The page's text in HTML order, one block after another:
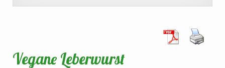
Vegane Leberwurst